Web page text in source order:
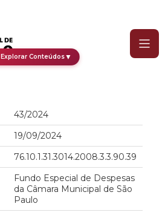
Explorar Conteúdos▼
43/2024
19/09/2024
76.10.1.31.3014.2008.3.3.90.39
Fundo Especial de Despesas
da Câmara Municipal de São
Paulo